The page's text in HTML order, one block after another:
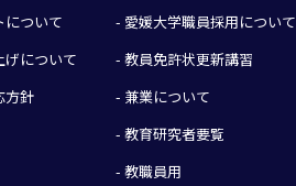
について
げについて
方針
- 愛媛大学職員採用について
- 教員免許状更新講習
- 兼業について
- 教育研究者要覧
- 教職員用